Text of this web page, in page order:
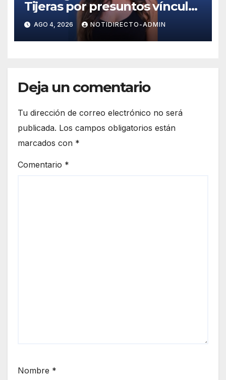
Tijeras por presuntos vínculos
con red de huachicol fiscal
AGO 4, 2026 NOTIDIRECTO-ADMIN
Deja un comentario
Tu dirección de correo electrónico no será
publicada. Los campos obligatorios están
marcados con *
Comentario *
Nombre *